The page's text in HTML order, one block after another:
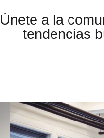
a la
tendencias